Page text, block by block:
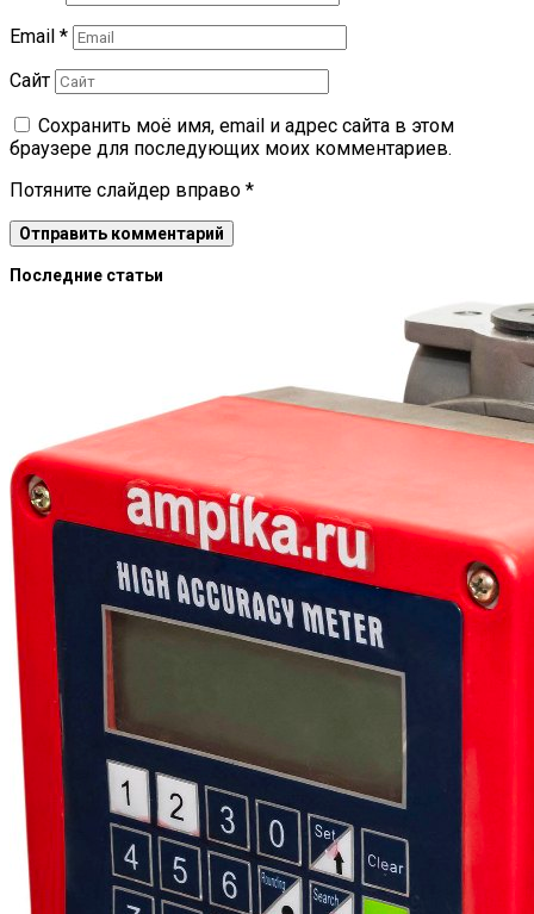
Email *
Сайт
Сохранить моё имя, email и адрес сайта в этом
браузере для последующих моих комментариев.
Потяните слайдер вправо *
Последние статьи